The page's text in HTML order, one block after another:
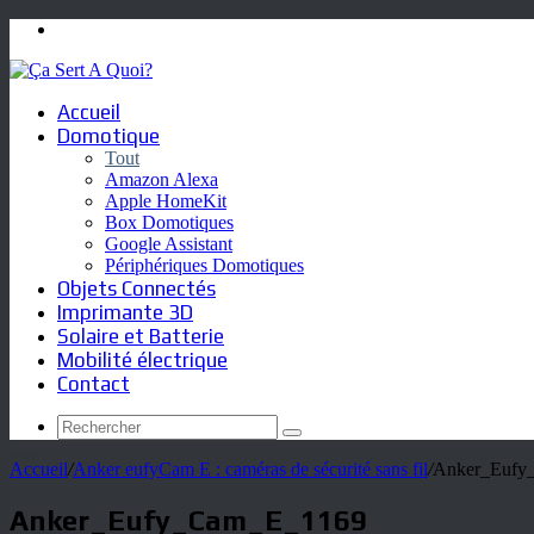
Accueil
Domotique
Tout
Amazon Alexa
Apple HomeKit
Box Domotiques
Google Assistant
Périphériques Domotiques
Objets Connectés
Imprimante 3D
Solaire et Batterie
Mobilité électrique
Contact
Rechercher
Accueil/Anker eufyCam E : caméras de sécurité sans fil/
Anker_Eufy_Cam_E_1169